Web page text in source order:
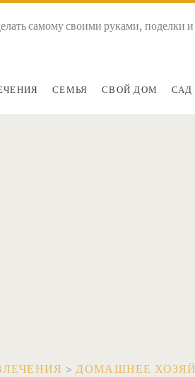
самому своими руками, поделки
СЕМЬЯ СВОЙ ДОМ САД
>ДОМАШНЕЕ